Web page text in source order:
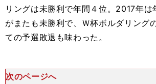
リングは未勝利で年間４位。2017年は
がまたも未勝利で、Ｗ杯ボルダリング
ての予選敗退も味わった。
次のページへ